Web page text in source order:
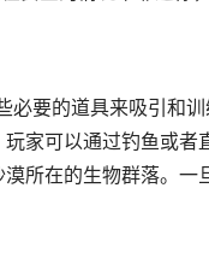
必要的道具来吸引和
家可以通过钓鱼或
所在的生物群落。